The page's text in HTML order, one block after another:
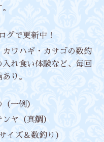
グで更新中！
カワハギ・カサゴの数釣
入れ食い体験など、毎回
り。
一例）
ヤ（真鯛）
イズ＆数釣り）